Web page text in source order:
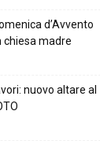
d’Avvento
chiesa madre
nuovo altare al